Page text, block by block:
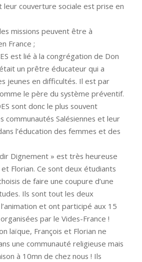
leur couverture sociale est prise en
missions peuvent être à
France ;
est lié à la congrégation de Don
un prêtre éducateur qui a
jeunes en difficultés. Il est par
le père du système préventif.
sont donc le plus souvent
communautés Salésiennes et leur
l’éducation des femmes et des
Dignement » est très heureuse
et Florian. Ce sont deux étudiants
de faire une coupure d’une
Ils sont tout les deux
et ont participé aux 15
par le Vides-France !
laïque, François et Florian ne
une communauté religieuse mais
à 10mn de chez nous ! Ils